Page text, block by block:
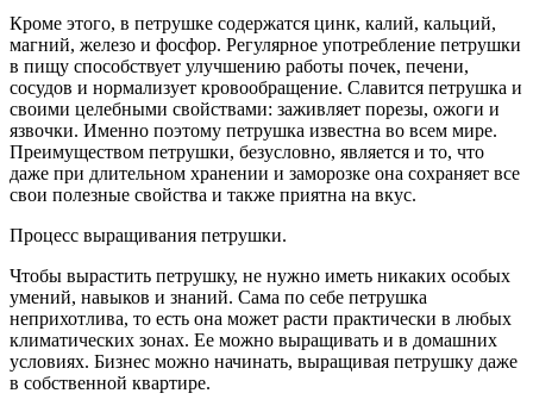
Кроме этого, в петрушке содержатся цинк, калий, кальций,
магний, железо и фосфор. Регулярное употребление петрушки
в пищу способствует улучшению работы почек, печени,
сосудов и нормализует кровообращение. Славится петрушка и
своими целебными свойствами: заживляет порезы, ожоги и
язвочки. Именно поэтому петрушка известна во всем мире.
Преимуществом петрушки, безусловно, является и то, что
даже при длительном хранении и заморозке она сохраняет все
свои полезные свойства и также приятна на вкус.
Процесс выращивания петрушки.
Чтобы вырастить петрушку, не нужно иметь никаких особых
умений, навыков и знаний. Сама по себе петрушка
неприхотлива, то есть она может расти практически в любых
климатических зонах. Ее можно выращивать и в домашних
условиях. Бизнес можно начинать, выращивая петрушку даже
в собственной квартире.